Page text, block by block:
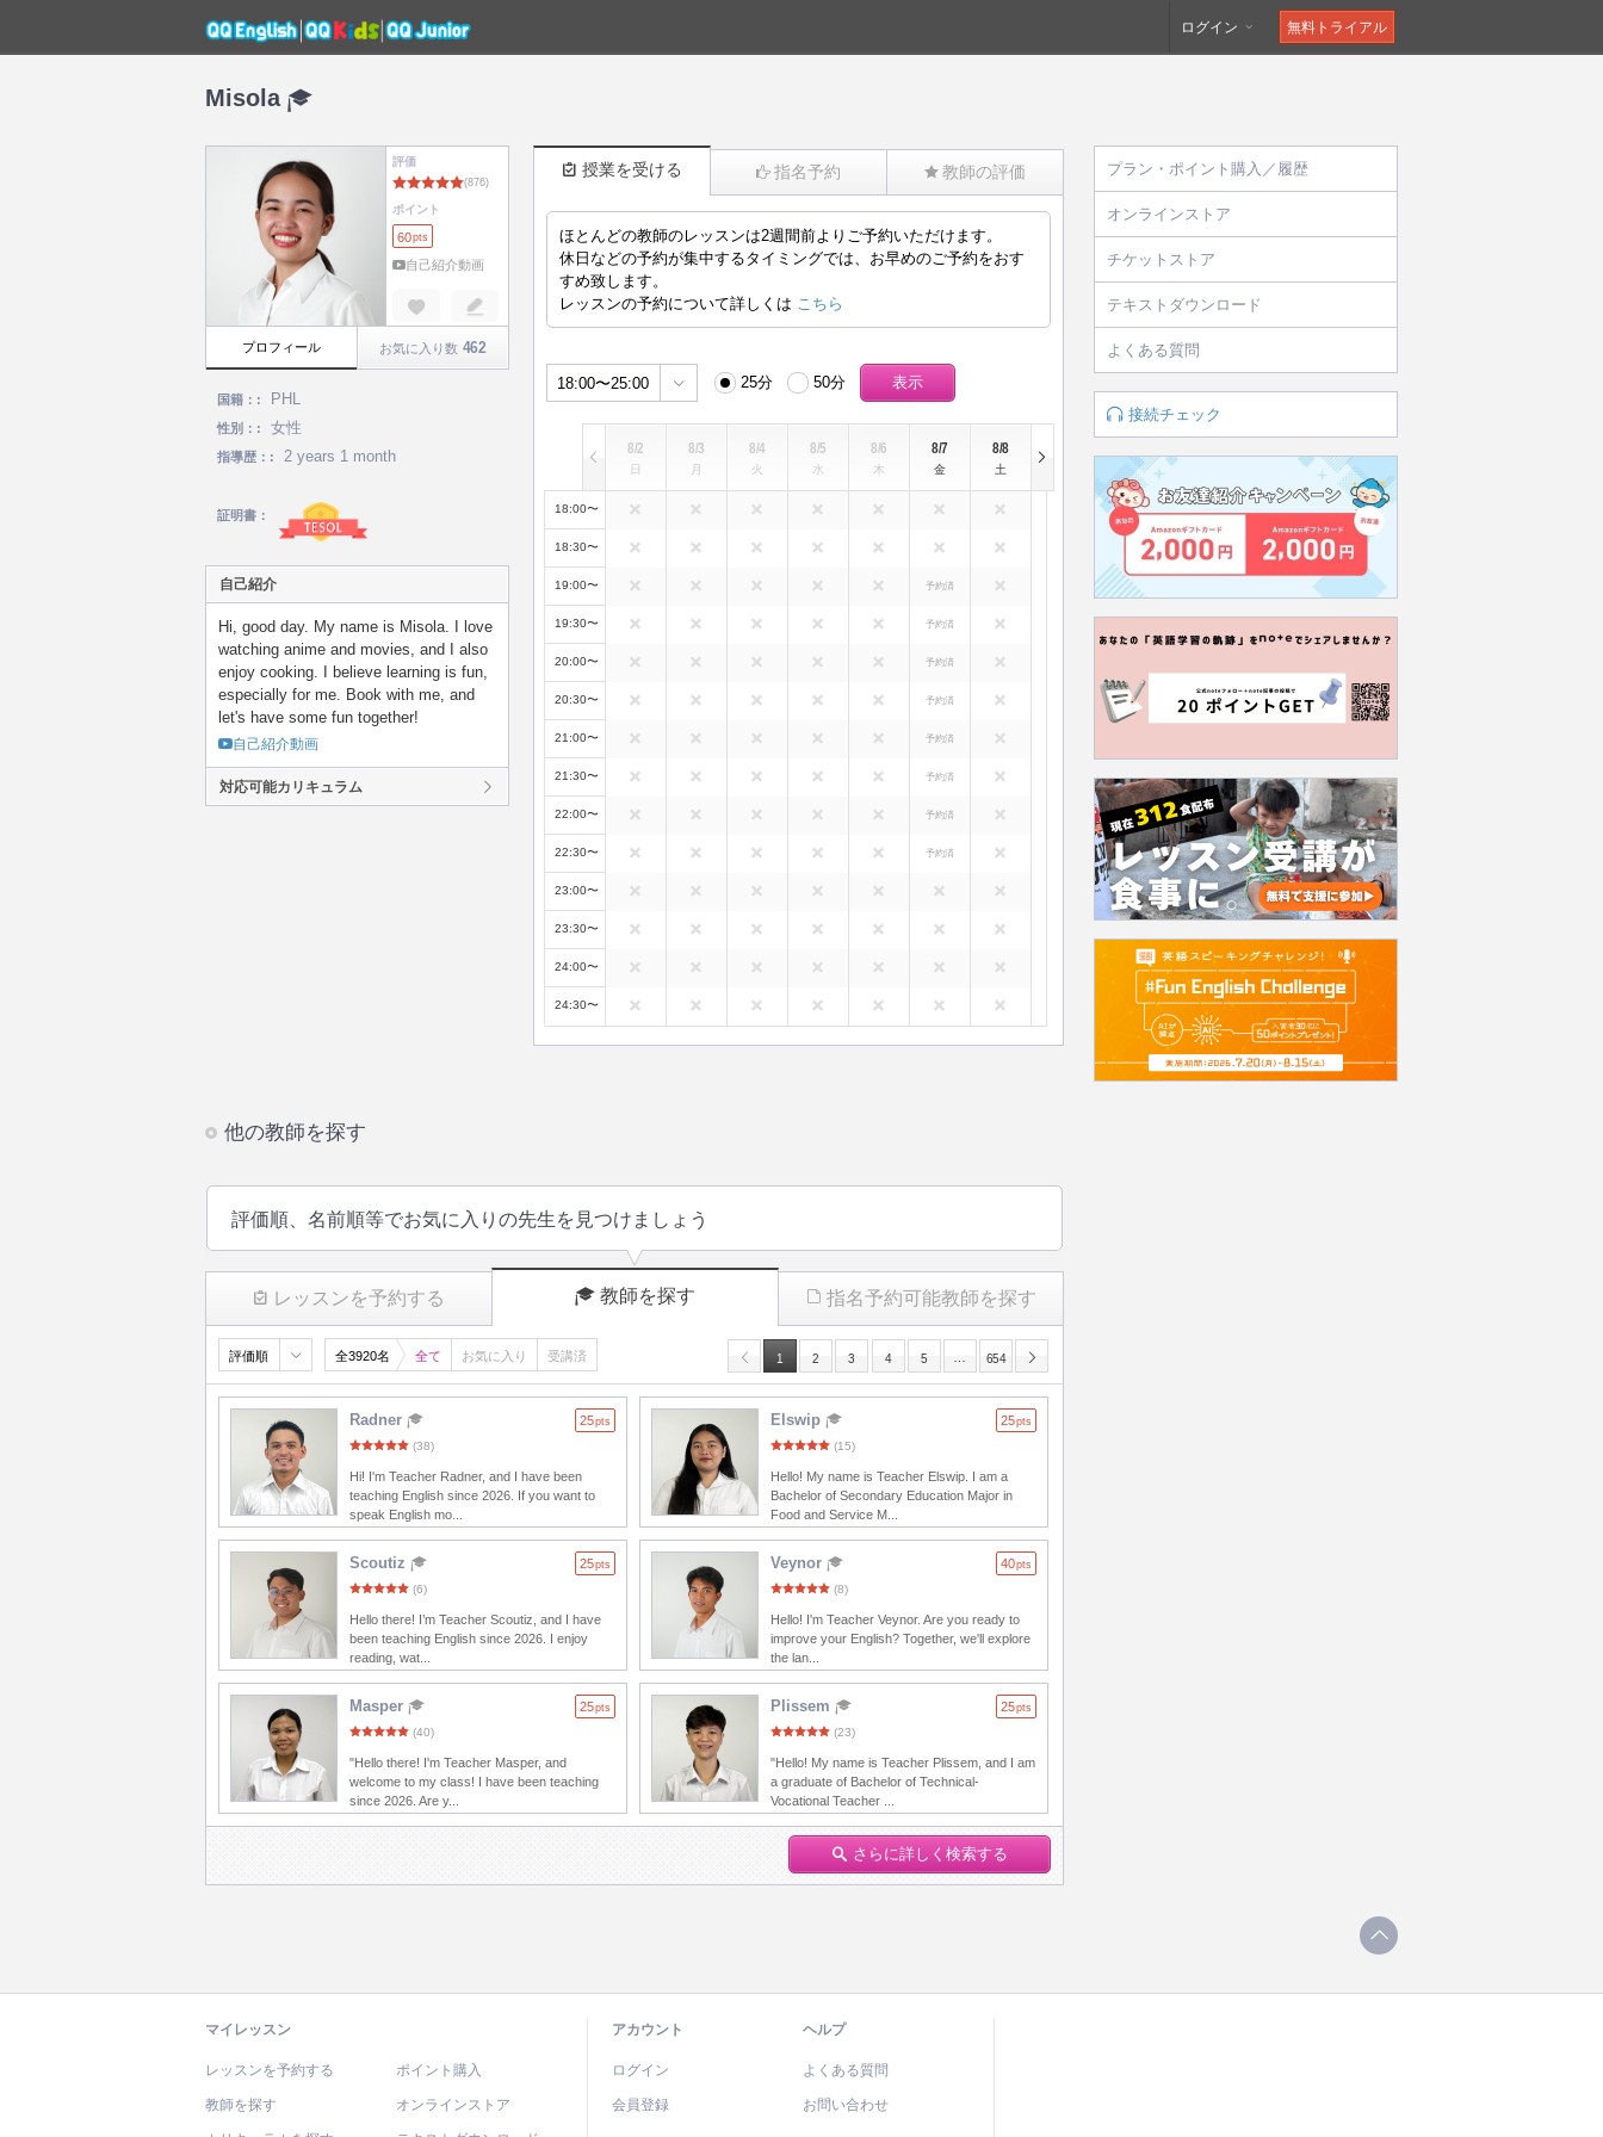
ログイン 無料トライアル
Misola
評価
(876)
ポイント
60pts
自己紹介動画
プロフィール お気に入り数 462
国籍：: PHL
性別：: 女性
指導歴：: 2 years 1 month
証明書：
自己紹介
Hi, good day. My name is Misola. I love
watching anime and movies, and I also
enjoy cooking. I believe learning is fun,
especially for me. Book with me, and
let's have some fun together!
自己紹介動画
対応可能カリキュラム
授業を受ける 指名予約 教師の評価
ほとんどの教師のレッスンは2週間前よりご予約いただけます。
休日などの予約が集中するタイミングでは、お早めのご予約をおす
すめ致します。
レッスンの予約について詳しくは こちら
18:00〜25:00 25分 50分
8/2
日
8/3
月
8/4
火
8/5
水
8/6
木
8/7
金
8/8
土
18:00〜
18:30〜
19:00〜
19:30〜
20:00〜
20:30〜
21:00〜
21:30〜
22:00〜
22:30〜
23:00〜
23:30〜
24:00〜
24:30〜
予約済
予約済
予約済
予約済
予約済
予約済
予約済
予約済
他の教師を探す
レッスンを予約する 教師を探す 指名予約可能教師を探す
評価順、名前順等でお気に入りの先生を見つけましょう
評価順 全3920名 全て お気に入り 受講済 1 2 3 4 5 654
Radner 25pts
(38)
Hi! I'm Teacher Radner, and I have been
teaching English since 2026. If you want to
speak English mo...
Elswip 25pts
(15)
Hello! My name is Teacher Elswip. I am a
Bachelor of Secondary Education Major in
Food and Service M...
Scoutiz 25pts
(6)
Hello there! I’m Teacher Scoutiz, and I have
been teaching English since 2026. I enjoy
reading, wat...
Veynor 40pts
(8)
Hello! I'm Teacher Veynor. Are you ready to
improve your English? Together, we'll explore
the lan...
Masper 25pts
(40)
"Hello there! I'm Teacher Masper, and
welcome to my class! I have been teaching
since 2026. Are y...
Plissem 25pts
(23)
"Hello! My name is Teacher Plissem, and I am
a graduate of Bachelor of Technical-
Vocational Teacher ...
さらに詳しく検索する
プラン・ポイント購入／履歴
オンラインストア
チケットストア
テキストダウンロード
よくある質問
接続チェック
マイレッスン
レッスンを予約する ポイント購入
教師を探す オンラインストア
アカウント
ログイン
会員登録
ヘルプ
よくある質問
お問い合わせ